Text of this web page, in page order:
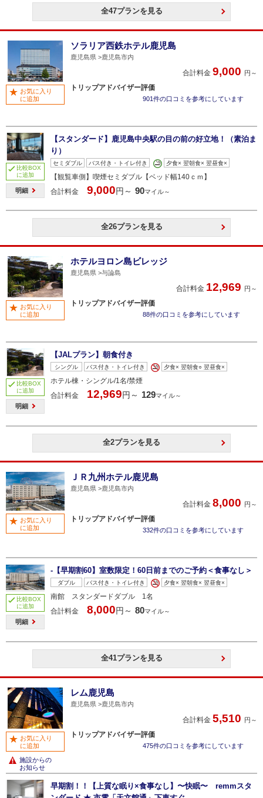
全47プランを見る
ソラリア西鉄ホテル鹿児島
鹿児島県 鹿児島市内
合計料金 9,000 円～
トリップアドバイザー評価
901件の口コミを参考にしています
お気に入り
に追加
比較BOX
に追加
明細
【スタンダード】鹿児島中央駅の目の前の好立地！（素泊ま
り）
セミダブル バス付き・トイレ付き 夕食× 翌朝食× 翌昼食×
【観覧車側】喫煙セミダブル【ベッド幅140ｃｍ】
合計料金
9,000円～ 90マイル～
全26プランを見る
ホテルヨロン島ビレッジ
鹿児島県 与論島
合計料金 12,969 円～
トリップアドバイザー評価
88件の口コミを参考にしています
お気に入り
に追加
比較BOX
に追加
明細
【JALプラン】朝食付き
シングル バス付き・トイレ付き 夕食× 翌朝食○ 翌昼食×
ホテル棟・シングル/1名/禁煙
合計料金
12,969円～ 129マイル～
全2プランを見る
ＪＲ九州ホテル鹿児島
鹿児島県 鹿児島市内
合計料金 8,000 円～
トリップアドバイザー評価
332件の口コミを参考にしています
お気に入り
に追加
比較BOX
に追加
明細
-【早期割60】室数限定！60日前までのご予約＜食事なし＞
ダブル バス付き・トイレ付き 夕食× 翌朝食× 翌昼食×
南館 スタンダードダブル 1名
合計料金
8,000円～ 80マイル～
全41プランを見る
レム鹿児島
鹿児島県 鹿児島市内
合計料金 5,510 円～
トリップアドバイザー評価
475件の口コミを参考にしています
お気に入り
に追加
施設からの
お知らせ
早期割！！【上質な眠り×食事なし】〜快眠〜 remmスタ